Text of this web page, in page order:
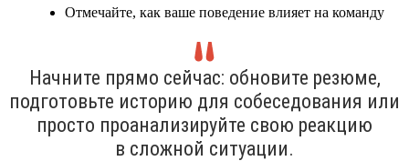
Отмечайте, как ваше поведение влияет на команду
Начните прямо сейчас: обновите резюме,
подготовьте историю для собеседования или
просто проанализируйте свою реакцию
в сложной ситуации.